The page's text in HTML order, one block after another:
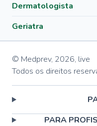
Dermatologista
Geriatra
© Medprev, 2026, live
Todos os direitos
PARA